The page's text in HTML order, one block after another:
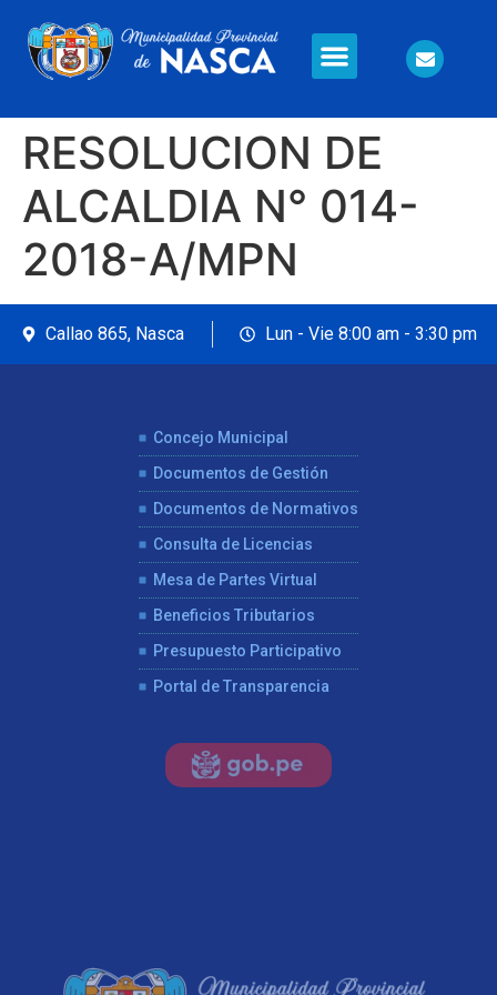
RESOLUCION DE
ALCALDIA N° 014-
2018-A/MPN
Callao 865, Nasca Lun - Vie 8:00 am - 3:30 pm
Concejo Municipal
Documentos de Gestión
Documentos de Normativos
Consulta de Licencias
Mesa de Partes Virtual
Beneficios Tributarios
Presupuesto Participativo
Portal de Transparencia